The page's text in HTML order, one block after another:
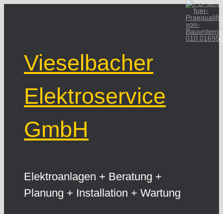
010.016950
Vieselbacher
Elektroservice
GmbH
Elektroanlagen + Beratung +
Planung + Installation + Wartung